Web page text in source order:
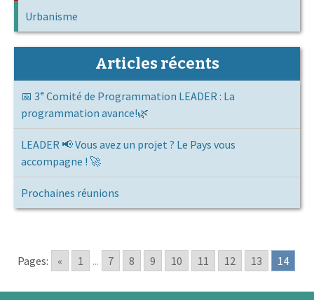
Urbanisme
Articles récents
📅 3ᵉ Comité de Programmation LEADER : La
programmation avance!🌿
LEADER 📢 Vous avez un projet ? Le Pays vous
accompagne ! 🚀
Prochaines réunions
Pages: « 1 ... 7 8 9 10 11 12 13 14